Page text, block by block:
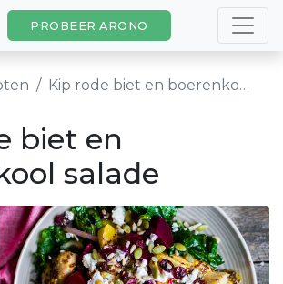
PROBEER ARONO
Kip rode biet en boerenkool salade
biet en
salade